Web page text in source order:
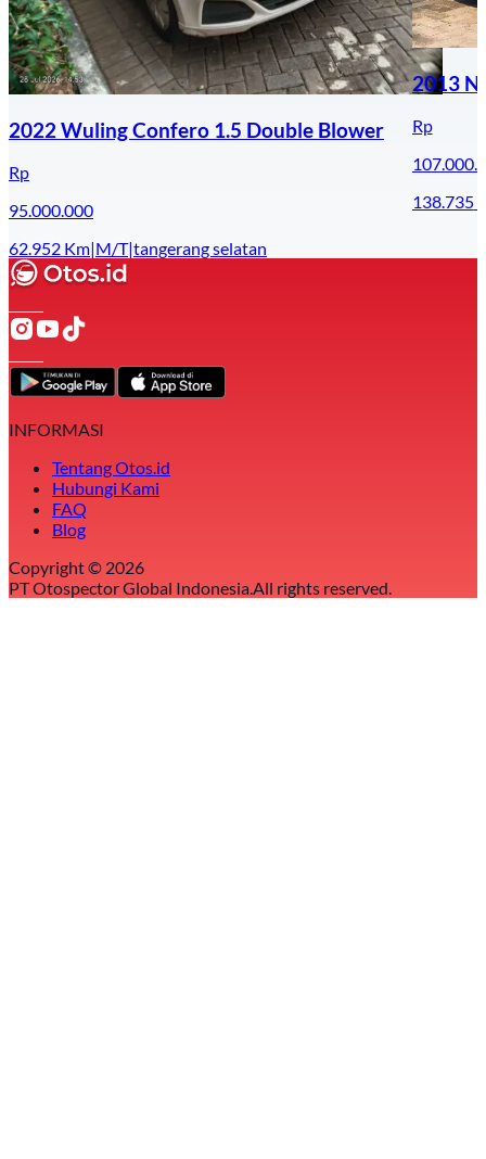
2022 Wuling Confero 1.5 Double Blower
Rp
95.000.000
62.952 Km|M/T|tangerang selatan
2013
Rp
138.735
INFORMASI
Tentang Otos.id
Hubungi Kami
FAQ
Blog
Copyright © 2026
PT Otospector Global Indonesia.All rights reserved.